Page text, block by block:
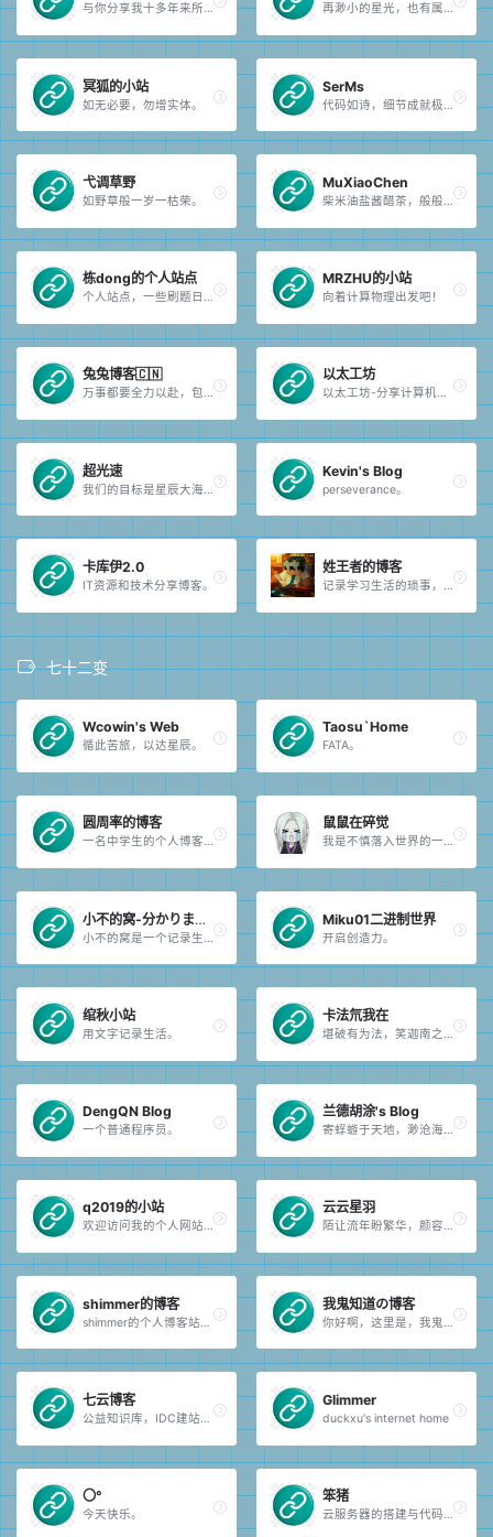
与你分享我十多年来所见、所闻、所思、所做、所感、所悟。 再渺小的星光，也有属于它的光芒。
冥狐的小站
如无必要，勿增实体。
SerMs
代码如诗，细节成就极致，逻辑成就完美。
弋调草野
如野草般一岁一枯荣。
MuXiaoChen
柴米油盐酱醋茶，般般都在别人家。
栋dong的个人站点
个人站点，一些刷题日记和JAVA小项目，你可以在这里找到一些LeetCode的经典题目和一些蓝桥杯的往届赛题。
MRZHU的小站
向着计算物理出发吧！
兔兔博客🇨🇳
万事都要全力以赴，包括开心。
以太工坊
以太工坊-分享计算机学习笔记、经验与有趣的小玩意。
超光速
我们的目标是星辰大海！超光速恐咖兵糖的小站。
Kevin's Blog
perseverance。
卡库伊2.0
IT资源和技术分享博客。
姓王者的博客
记录学习生活的琐事，或者技术文章:)。
七十二变
Wcowin's Web
循此苦旅，以达星辰。
Taosu`Home
FATA。
圆周率的博客
一名中学生的个人博客。PC，web and every interesting things。
鼠鼠在碎觉
我是不慎落入世界的一滴水墨。
小不的窝-分かりません
小不的窝是一个记录生活，分享知识的个人博客。主要记录生活经历，自己写的程序原理,茫茫人海中留下些许足迹。
Miku01二进制世界
开启创造力。
绾秋小站
用文字记录生活。
卡法氘我在
堪破有为法，笑迦南之花。
DengQN Blog
一个普通程序员。
兰德胡涂's Blog
寄蜉蝣于天地，渺沧海之一栗。
q2019的小站
欢迎访问我的个人网站，我会在这里记录我日常生活中碰到的技术问题并分享。
云云星羽
陌让流年盼繁华，颜容依旧似繁花。
shimmer的博客
shimmer的个人博客站，旨在记录生活，分享知识。
我鬼知道の博客
你好啊，这里是，我鬼知道の博客，也是一个小白の技术性博客，主要研究Windows，WordPress和其它好玩的东西，欢迎来玩~
七云博客
公益知识库，IDC建站，ESC收录，收集信息-帮助学习者快速成长！
Glimmer
duckxu's internet home
〇°
今天快乐。
笨猪
云服务器的搭建与代码经验分享的个人博客。